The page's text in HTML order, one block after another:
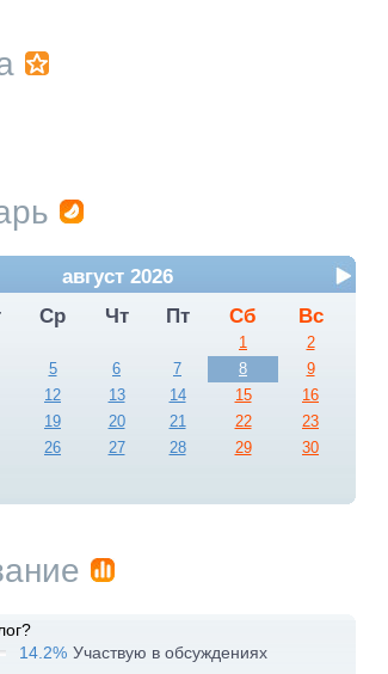
август 2026
Ср Чт Пт Сб Вс
1
2
5 6 7 8
9
12 13 14 15
16
19 20 21 22
23
26 27 28 29
30
14.2% Участвую в обсуждениях